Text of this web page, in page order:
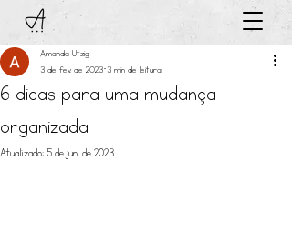
6 dicas para uma mudança
organizada
Amanda Utzig
3 de fev. de 2023 3 min de leitura
Atualizado: 15 de jun. de 2023